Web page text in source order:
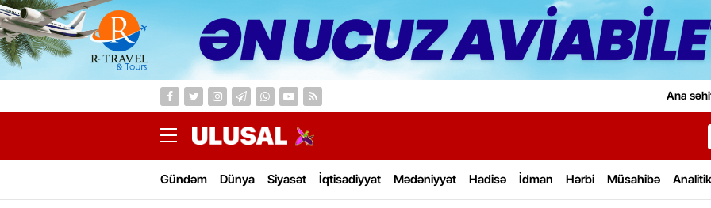
Ana
Gündəm Dünya Siyasət İqtisadiyyat Mədəniyyət Hadisə İdman Hərbi Müsahibə